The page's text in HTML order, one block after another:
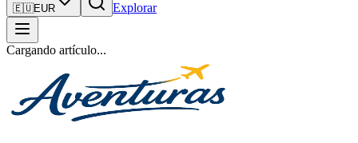
🇪🇺EUR Explorar
Cargando artículo...